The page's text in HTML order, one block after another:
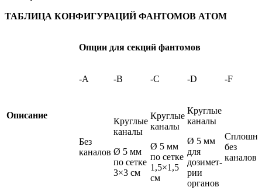
ТАБЛИЦА КОНФИГУРАЦИЙ ФАНТОМОВ АТОМ
Описание
Опции для секций фантомов
-A -B -C -D -F
Без
каналов
Круглые
каналы
Ø 5 мм
по сетке
3×3 см
Круглые
каналы
Ø 5 мм
по сетке
1,5×1,5
см
Круглые
каналы
Ø 5 мм
для
дозимет­
рии
органов
без
каналов